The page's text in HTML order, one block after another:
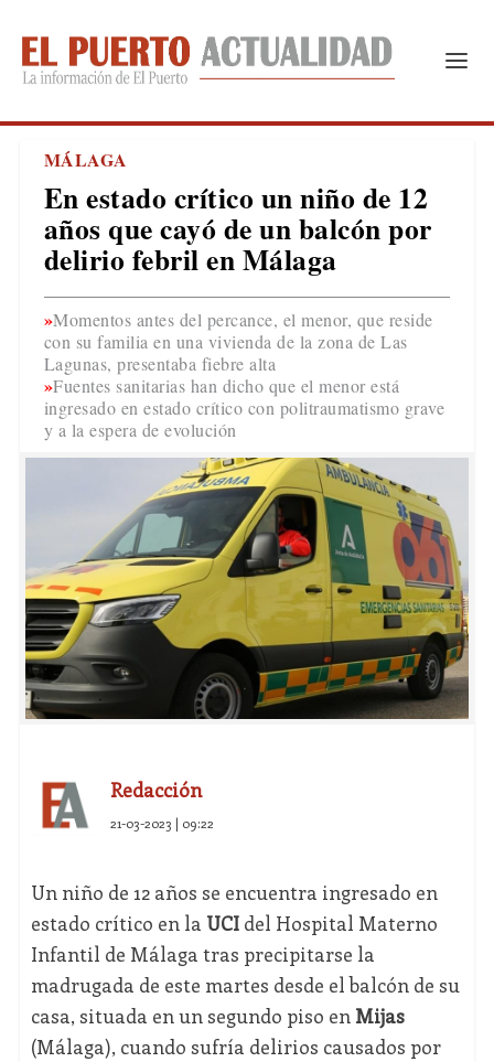
MÁLAGA
En estado crítico un niño de 12
años que cayó de un balcón por
delirio febril en Málaga
Momentos antes del percance, el menor, que reside
con su familia en una vivienda de la zona de Las
Lagunas, presentaba fiebre alta
Fuentes sanitarias han dicho que el menor está
ingresado en estado crítico con politraumatismo grave
y a la espera de evolución
Redacción
21-03-2023 | 09:22
Un niño de 12 años se encuentra ingresado en
estado crítico en la UCI del Hospital Materno
Infantil de Málaga tras precipitarse la
madrugada de este martes desde el balcón de su
casa, situada en un segundo piso en Mijas
(Málaga), cuando sufría delirios causados por